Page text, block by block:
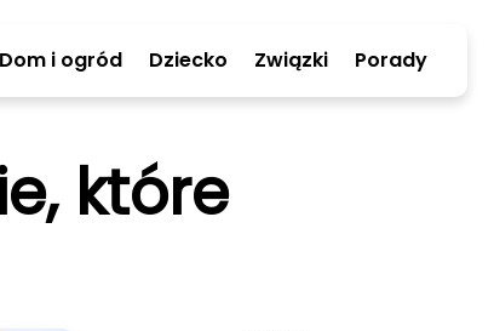
Dom i ogród Dziecko Związki Porady
które